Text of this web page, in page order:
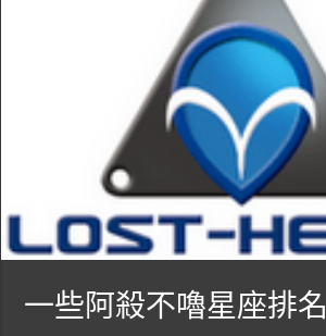
一些阿殺不嚕星座排名